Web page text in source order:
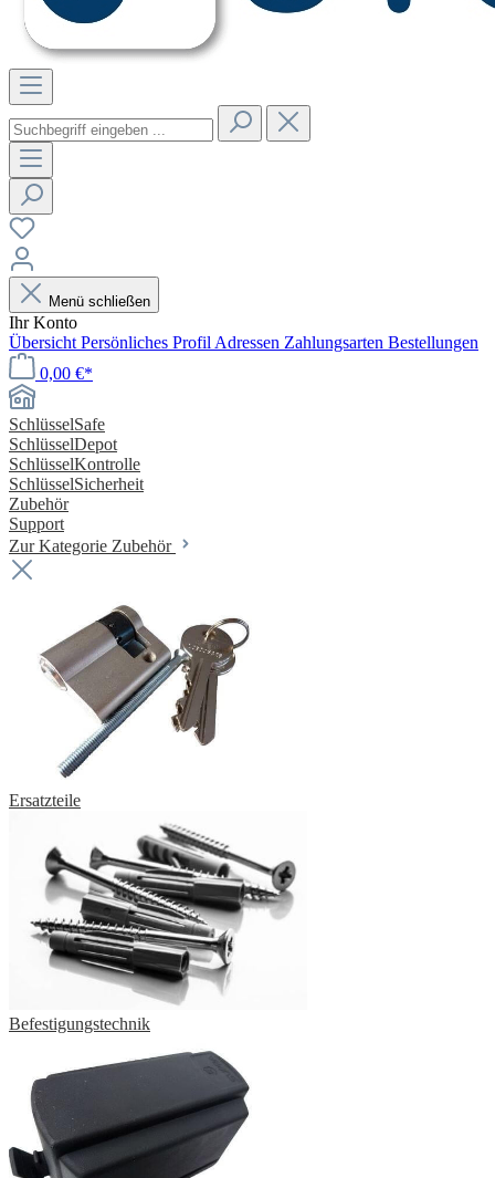
Menü schließen
Ihr Konto
Übersicht Persönliches Profil Adressen Zahlungsarten Bestellungen
0,00 €*
SchlüsselSafe
SchlüsselDepot
SchlüsselKontrolle
SchlüsselSicherheit
Zubehör
Support
Zur Kategorie Zubehör
Ersatzteile
Befestigungstechnik